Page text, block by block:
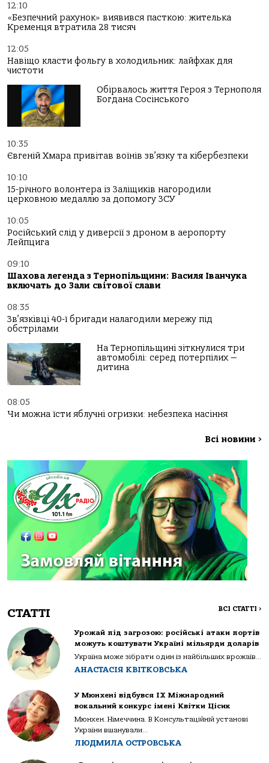
12:10
«Безпечний рахунок» виявився пасткою: жителька
Кременця втратила 28 тисяч
12:05
Навіщо класти фольгу в холодильник: лайфхак для
чистоти
Обірвалось життя Героя з Тернополя
Богдана Сосінського
10:35
Євгеній Хмара привітав воїнів зв’язку та кібербезпеки
10:10
15-річного волонтера із Заліщиків нагородили
церковною медаллю за допомогу ЗСУ
10:05
Російський слід у диверсії з дроном в аеропорту
Лейпцига
09:10
Шахова легенда з Тернопільщини: Василя Іванчука
включать до Зали світової слави
08:35
Зв’язківці 40-ї бригади налагодили мережу під
обстрілами
На Тернопільщині зіткнулися три
автомобілі: серед потерпілих —
дитина
08:05
Чи можна їсти яблучні огризки: небезпека насіння
Всі новини >
СТАТТІ ВСІ СТАТТІ >
Урожай під загрозою: російські атаки портів
можуть коштувати Україні мільярди доларів
Україна може зібрати один із найбільших врожаїв...
АНАСТАСІЯ КВІТКОВСЬКА
У Мюнхені відбувся IX Міжнародний
вокальний конкурс імені Квітки Цісик
Мюнхен. Німеччина. В Консультаційній установі
України вшанували...
ЛЮДМИЛА ОСТРОВСЬКА